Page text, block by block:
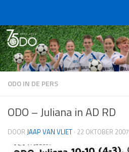
ODO IN DE PERS
ODO – Juliana in AD RD
DOOR JAAP VAN VLIET · 22 OKTOBER 2007